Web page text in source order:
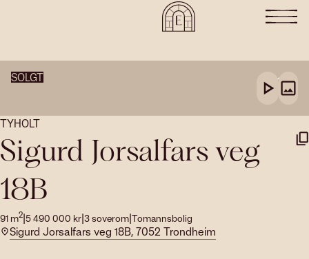
SOLGT
TYHOLT
Sigurd Jorsalfars veg
18B
91 m2|5 490 000 kr|3soverom|Tomannsbolig
Sigurd Jorsalfars veg 18B, 7052 Trondheim